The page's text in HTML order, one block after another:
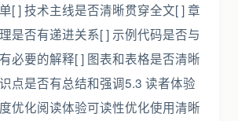
[ ] 技术主线是否清晰贯穿全文[ ] 章
是否有递进关系[ ] 示例代码是否与
必要的解释[ ] 图表和表格是否清晰
点是否有总结和强调5.3 读者体验
优化阅读体验可读性优化使用清晰